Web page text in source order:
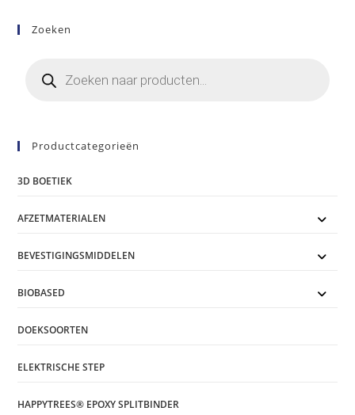
Zoeken
zoeken
Productcategorieën
3D BOETIEK
AFZETMATERIALEN
BEVESTIGINGSMIDDELEN
BIOBASED
DOEKSOORTEN
ELEKTRISCHE STEP
HAPPYTREES® EPOXY SPLITBINDER